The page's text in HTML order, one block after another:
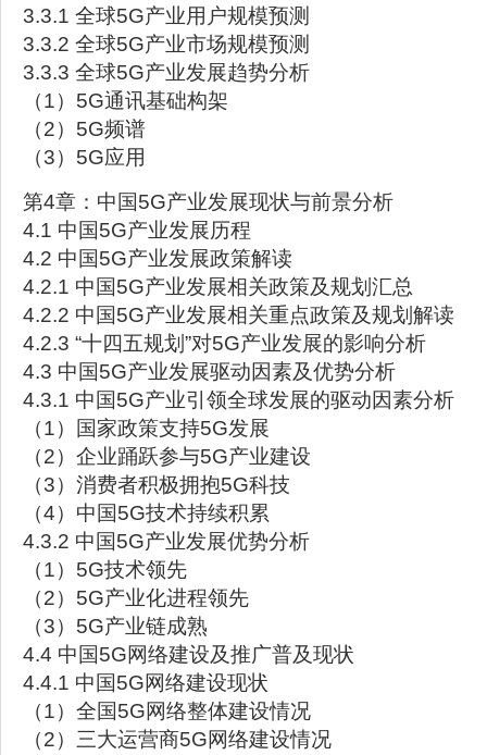
3.3.1 全球5G产业用户规模预测
3.3.2 全球5G产业市场规模预测
3.3.3 全球5G产业发展趋势分析
（1）5G通讯基础构架
（2）5G频谱
（3）5G应用
第4章：中国5G产业发展现状与前景分析
4.1 中国5G产业发展历程
4.2 中国5G产业发展政策解读
4.2.1 中国5G产业发展相关政策及规划汇总
4.2.2 中国5G产业发展相关重点政策及规划解读
4.2.3 “十四五规划”对5G产业发展的影响分析
4.3 中国5G产业发展驱动因素及优势分析
4.3.1 中国5G产业引领全球发展的驱动因素分析
（1）国家政策支持5G发展
（2）企业踊跃参与5G产业建设
（3）消费者积极拥抱5G科技
（4）中国5G技术持续积累
4.3.2 中国5G产业发展优势分析
（1）5G技术领先
（2）5G产业化进程领先
（3）5G产业链成熟
4.4 中国5G网络建设及推广普及现状
4.4.1 中国5G网络建设现状
（1）全国5G网络整体建设情况
（2）三大运营商5G网络建设情况